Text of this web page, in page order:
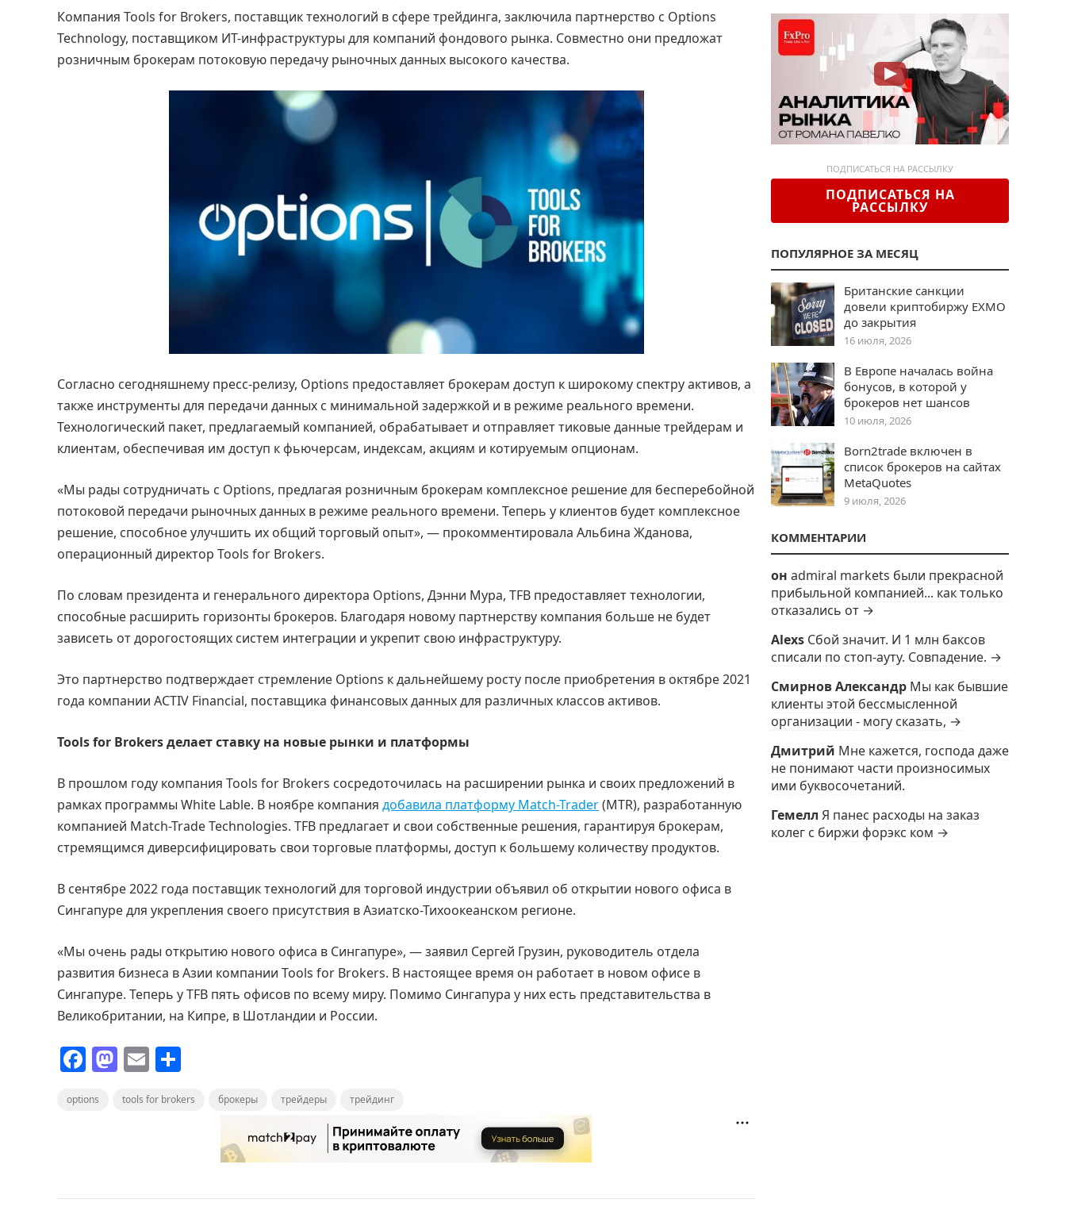
Компания Tools for Brokers, поставщик технологий в сфере трейдинга, заключила партнерство с Options
Technology, поставщиком ИТ-инфраструктуры для компаний фондового рынка. Совместно они предложат
розничным брокерам потоковую передачу рыночных данных высокого качества.
Согласно сегодняшнему пресс-релизу, Options предоставляет брокерам доступ к широкому спектру активов, а
также инструменты для передачи данных с минимальной задержкой и в режиме реального времени.
Технологический пакет, предлагаемый компанией, обрабатывает и отправляет тиковые данные трейдерам и
клиентам, обеспечивая им доступ к фьючерсам, индексам, акциям и котируемым опционам.
«Мы рады сотрудничать с Options, предлагая розничным брокерам комплексное решение для бесперебойной
потоковой передачи рыночных данных в режиме реального времени. Теперь у клиентов будет комплексное
решение, способное улучшить их общий торговый опыт», — прокомментировала Альбина Жданова,
операционный директор Tools for Brokers.
По словам президента и генерального директора Options, Дэнни Мура, TFB предоставляет технологии,
способные расширить горизонты брокеров. Благодаря новому партнерству компания больше не будет
зависеть от дорогостоящих систем интеграции и укрепит свою инфраструктуру.
Это партнерство подтверждает стремление Options к дальнейшему росту после приобретения в октябре 2021
года компании ACTIV Financial, поставщика финансовых данных для различных классов активов.
Tools for Brokers делает ставку на новые рынки и платформы
В прошлом году компания Tools for Brokers сосредоточилась на расширении рынка и своих предложений в
рамках программы White Lable. В ноябре компания добавила платформу Match-Trader(MTR), разработанную
компанией Match-Trade Technologies. TFB предлагает и свои собственные решения, гарантируя брокерам,
стремящимся диверсифицировать свои торговые платформы, доступ к большему количеству продуктов.
В сентябре 2022 года поставщик технологий для торговой индустрии объявил об открытии нового офиса в
Сингапуре для укрепления своего присутствия в Азиатско-Тихоокеанском регионе.
«Мы очень рады открытию нового офиса в Сингапуре», — заявил Сергей Грузин, руководитель отдела
развития бизнеса в Азии компании Tools for Brokers. В настоящее время он работает в новом офисе в
Сингапуре. Теперь у TFB пять офисов по всему миру. Помимо Сингапура у них есть представительства в
Великобритании, на Кипре, в Шотландии и России.
F
c
M
st
E
ai п
options tools for brokers брокеры трейдеры трейдинг
ПОДПИСАТЬСЯ НА РАССЫЛКУ
ПОДПИСАТЬСЯ НА
РАССЫЛКУ
ПОПУЛЯРНОЕ ЗА МЕСЯЦ
Британские санкции
довели криптобиржу EXMO
до закрытия
16 июля, 2026
В Европе началась война
бонусов, в которой у
брокеров нет шансов
10 июля, 2026
Born2trade включен в
список брокеров на сайтах
MetaQuotes
9 июля, 2026
КОММЕНТАРИИ
он admiral markets были прекрасной
прибыльной компанией... как только
отказались от →
Alexs Сбой значит. И 1 млн баксов
списали по стоп-ауту. Совпадение. →
Смирнов Александр Мы как бывшие
клиенты этой бессмысленной
организации - могу сказать, →
Дмитрий Мне кажется, господа даже
не понимают части произносимых
ими буквосочетаний.
Гемелл Я панес расходы на заказ
колег с биржи форэкс ком →